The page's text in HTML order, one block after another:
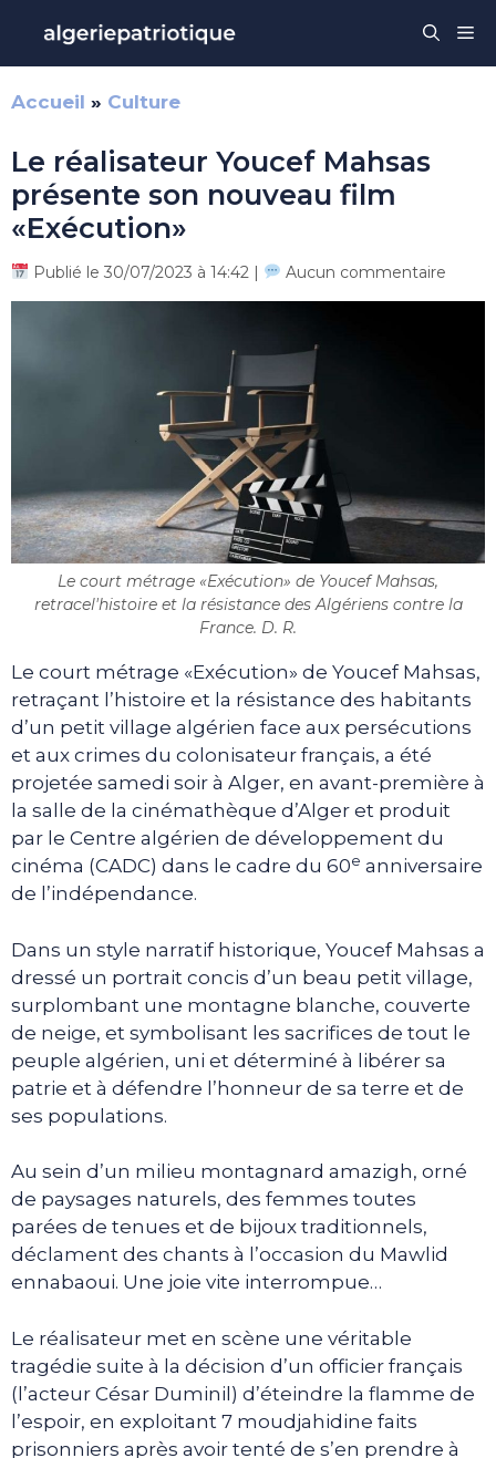
contenu
Accueil » Culture
Le réalisateur Youcef Mahsas
présente son nouveau film
«Exécution»
Publié le 30/07/2023 à 14:42 | Aucun commentaire
Le court métrage «Exécution» de Youcef Mahsas,
retracel'histoire et la résistance des Algériens contre la
France. D. R.
Le court métrage «Exécution» de Youcef Mahsas,
retraçant l’histoire et la résistance des habitants
d’un petit village algérien face aux persécutions
et aux crimes du colonisateur français, a été
projetée samedi soir à Alger, en avant-première à
la salle de la cinémathèque d’Alger et produit
par le Centre algérien de développement du
cinéma (CADC) dans le cadre du 60e anniversaire
de l’indépendance.
Dans un style narratif historique, Youcef Mahsas a
dressé un portrait concis d’un beau petit village,
surplombant une montagne blanche, couverte
de neige, et symbolisant les sacrifices de tout le
peuple algérien, uni et déterminé à libérer sa
patrie et à défendre l’honneur de sa terre et de
ses populations.
Au sein d’un milieu montagnard amazigh, orné
de paysages naturels, des femmes toutes
parées de tenues et de bijoux traditionnels,
déclament des chants à l’occasion du Mawlid
ennabaoui. Une joie vite interrompue…
Le réalisateur met en scène une véritable
tragédie suite à la décision d’un officier français
(l’acteur César Duminil) d’éteindre la flamme de
l’espoir, en exploitant 7 moudjahidine faits
prisonniers après avoir tenté de s’en prendre à